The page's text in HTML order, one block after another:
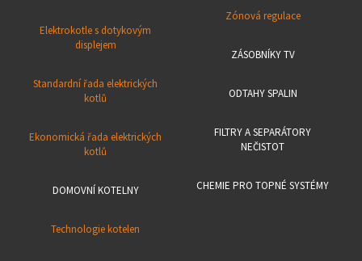
Elektrokotle s dotykovým
displejem
Standardní řada elektrických
kotlů
Ekonomická řada elektrických
kotlů
DOMOVNÍ KOTELNY
Technologie kotelen
Zónová regulace
ZÁSOBNÍKY TV
ODTAHY SPALIN
FILTRY A SEPARÁTORY
NEČISTOT
CHEMIE PRO TOPNÉ SYSTÉMY